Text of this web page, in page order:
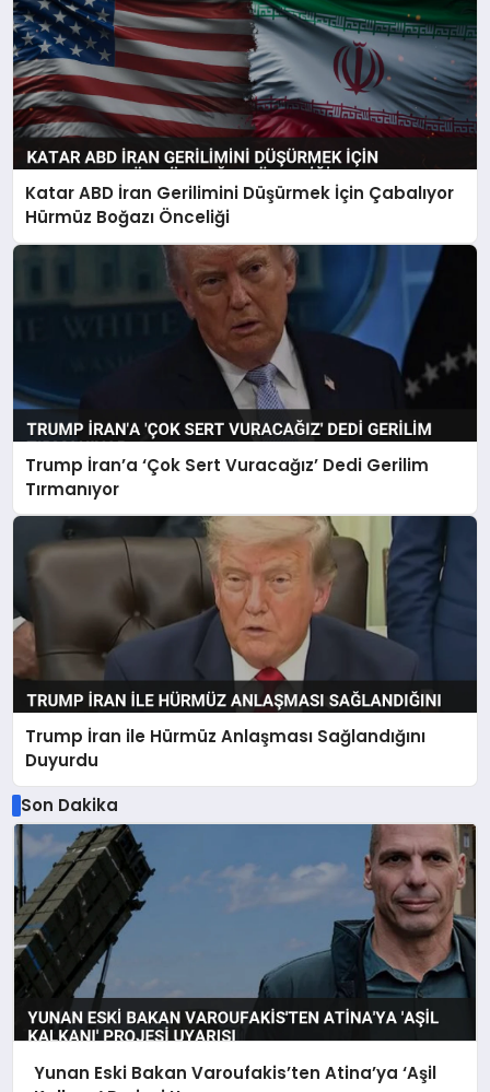
Katar ABD İran Gerilimini Düşürmek İçin Çabalıyor
Hürmüz Boğazı Önceliği
Trump İran’a ‘Çok Sert Vuracağız’ Dedi Gerilim
Tırmanıyor
Trump İran ile Hürmüz Anlaşması Sağlandığını
Duyurdu
Son Dakika
Yunan Eski Bakan Varoufakis’ten Atina’ya ‘Aşil